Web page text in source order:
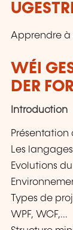
Apprendre à
WÉI
DER
Introduction
Présentation
Les
Evolutions
Types de
WPF, WCF,...